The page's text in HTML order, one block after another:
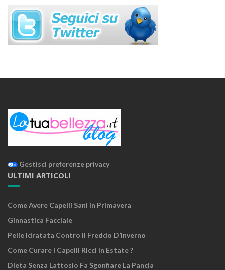
Gestisci preferenze privacy
ULTIMI ARTICOLI
Come Avere Capelli Sani In Primavera
Ginnastica Facciale
Pelle Idratata Contro Il Freddo D’inverno
Come Curare I Capelli Ricci In Estate ?
Dieta Senza Lattosio Fa Sgonfiare La Pancia